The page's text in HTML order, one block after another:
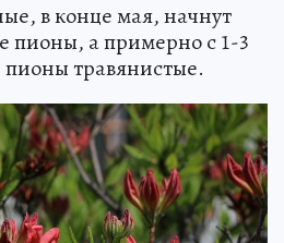
в конце мая, начнут
пионы, а примерно с 1-3
травянистые.